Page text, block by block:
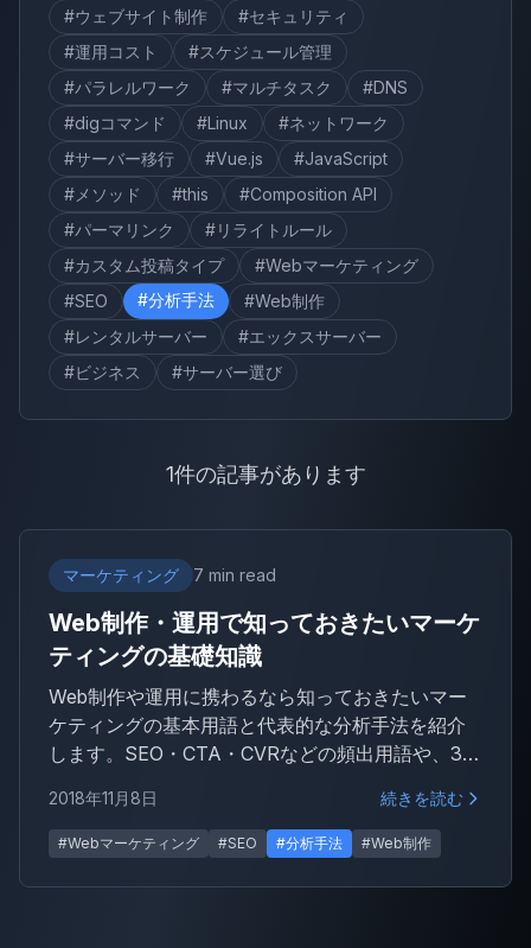
#ウェブサイト制作
#セキュリティ
#運用コスト
#スケジュール管理
#パラレルワーク
#マルチタスク
#DNS
#digコマンド
#Linux
#ネットワーク
#サーバー移行
#Vue.js
#JavaScript
#メソッド
#this
#Composition API
#パーマリンク
#リライトルール
#カスタム投稿タイプ
#Webマーケティング
#SEO
#分析手法
#Web制作
#レンタルサーバー
#エックスサーバー
#ビジネス
#サーバー選び
1件の記事があります
マーケティング 7 min read
Web制作・運用で知っておきたいマーケ
ティングの基礎知識
Web制作や運用に携わるなら知っておきたいマー
ケティングの基本用語と代表的な分析手法を紹介
します。SEO・CTA・CVRなどの頻出用語や、3C
者視点でわかりやすく解説します。
2018年11月8日 続きを読む
#Webマーケティング #SEO #分析手法 #Web制作